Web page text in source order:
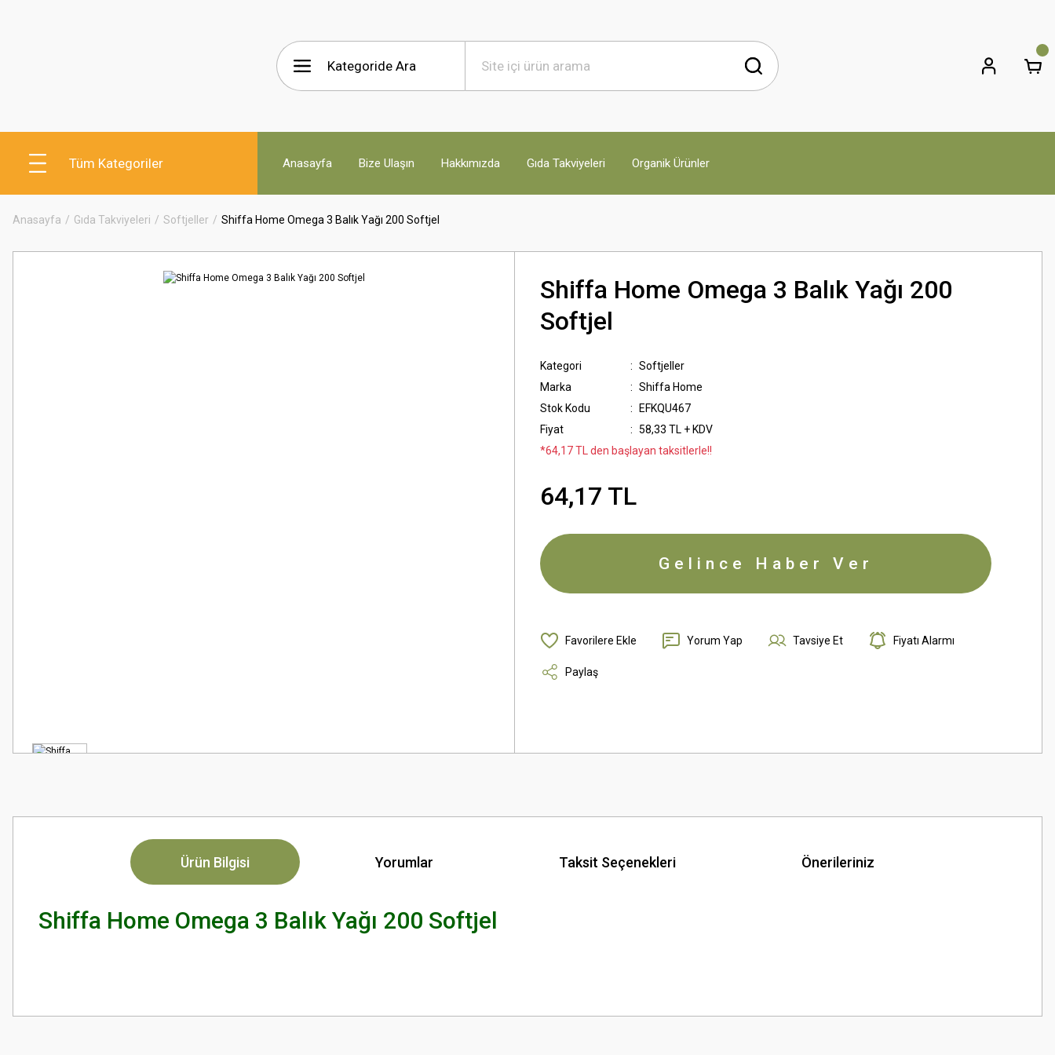
Tüm Kategoriler Anasayfa Bize Ulaşın Hakkımızda Gıda Takviyeleri Organik Ürünler
Anasayfa Gıda Takviyeleri Softjeller Shiffa Home Omega 3 Balık Yağı 200 Softjel
Shiffa Home Omega 3 Balık Yağı 200
Softjel
Kategori
Softjeller
Marka
Shiffa Home
Stok Kodu
EFKQU467
Fiyat
58,33 TL + KDV
*64,17 TL den başlayan taksitlerle!!
64,17 TL
Gelince Haber Ver
Yorum Yap Tavsiye Et Fiyatı Alarmı
Paylaş
Ürün Bilgisi Yorumlar Taksit Seçenekleri Önerileriniz
Shiffa Home Omega 3 Balık Yağı 200 Softjel
Görüş ve önerileriniz için teşekkür ederiz.